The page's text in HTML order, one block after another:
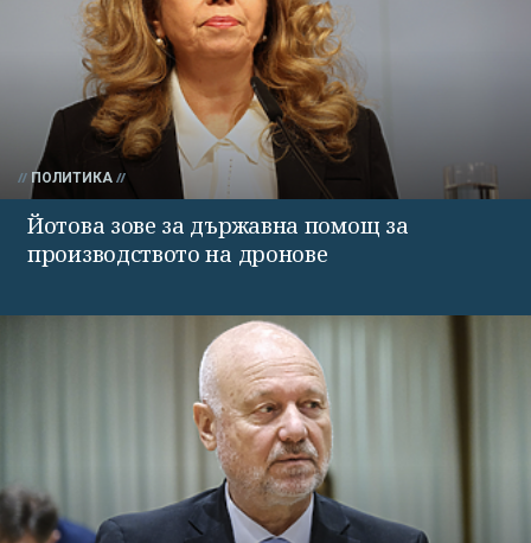
ПОЛИТИКА
Йотова зове за държавна помощ за
производството на дронове